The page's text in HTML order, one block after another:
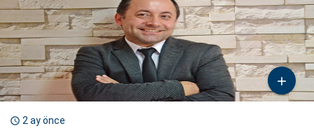

 2 ay önce